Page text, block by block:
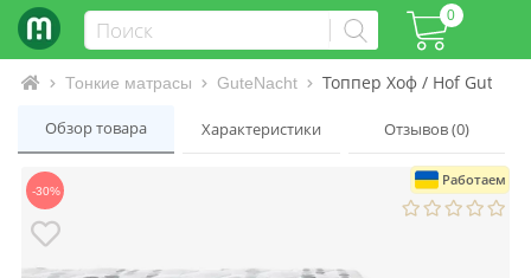
0
Интернет-магазин матрасов и кроватей
Тонкие матрасы GuteNacht Топпер Хоф / Hof Gute
Обзор товара Характеристики Отзывов (0)
Работаем
-30%